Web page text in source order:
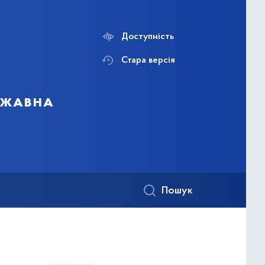
Доступність
Стара версія
Пошук